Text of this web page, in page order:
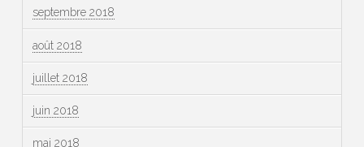
septembre 2018
août 2018
juillet 2018
juin 2018
mai 2018